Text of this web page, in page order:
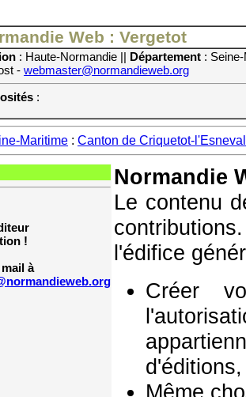
Web : Vergetot
: Haute-Normandie || Département :
- webmaster@normandieweb.org
:
Maritime : Canton de Criquetot-l'Esneval
!
à
Normandie
Le contenu
l'édifice
Créer
Même